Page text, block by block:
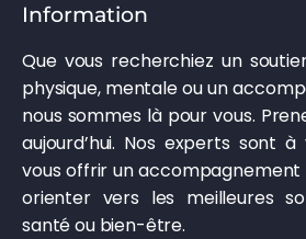
Information
Que vous recherchiez un
physique, mentale ou un
nous sommes là pour vous.
aujourd’hui. Nos experts sont
vous offrir un accompagnement
orienter vers les meilleures
santé ou bien-être.